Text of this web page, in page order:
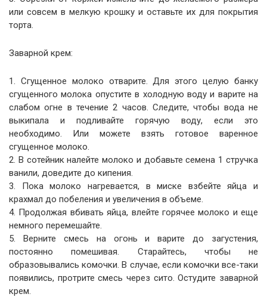
или совсем в мелкую крошку и оставьте их для покрытия
торта.
Заварной крем:
1. Сгущенное молоко отварите. Для этого целую банку
сгущенного молока опустите в холодную воду и варите на
слабом огне в течение 2 часов. Следите, чтобы вода не
выкипала и подливайте горячую воду, если это
необходимо. Или можете взять готовое варенное
сгущенное молоко.
2. В сотейник налейте молоко и добавьте семена 1 стручка
ванили, доведите до кипения.
3. Пока молоко нагревается, в миске взбейте яйца и
крахмал до побеления и увеличения в объеме.
4. Продолжая вбивать яйца, влейте горячее молоко и еще
немного перемешайте.
5. Верните смесь на огонь и варите до загустения,
постоянно помешивая. Старайтесь, чтобы не
образовывались комочки. В случае, если комочки все-таки
появились, протрите смесь через сито. Остудите заварной
крем.